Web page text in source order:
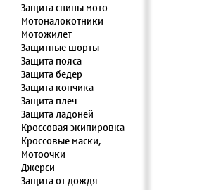
Защита спины мото
Мотоналокотники
Мотожилет
Защитные шорты
Защита пояса
Защита бедер
Защита копчика
Защита плеч
Защита ладоней
Кроссовая экипировка
Кроссовые маски,
Мотоочки
Джерси
Защита от дождя